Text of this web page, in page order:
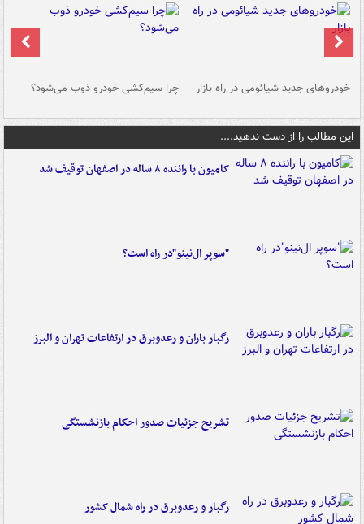
خودروهای جدید شیائومی در راه بازار چرا سیم‌کشی خودرو ذوب می‌شود؟
این مطالب را از دست ندهید....
کامیون با راننده ۸ ساله در اصفهان توقیف شد
"سوپر ال‌نینو"در راه است؟
رگبار باران و رعدوبرق در ارتفاعات تهران و البرز
تشریح جزئیات صدور احکام بازنشستگی
رگبار و رعدوبرق در راه شمال کشور